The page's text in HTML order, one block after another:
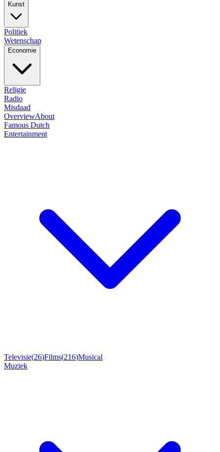
Kunst
Politiek
Wetenschap
Economie
Religie
Radio
Misdaad
OverviewAbout
Famous Dutch
Entertainment
Televisie(26)Films(216)Musical
Muziek